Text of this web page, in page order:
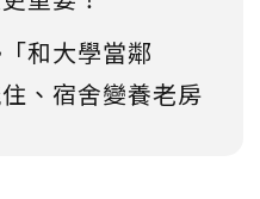
和大學當鄰
、宿舍變養老房